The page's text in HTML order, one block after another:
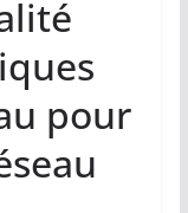
pour